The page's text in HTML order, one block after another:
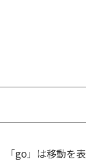
「go」は移動を表